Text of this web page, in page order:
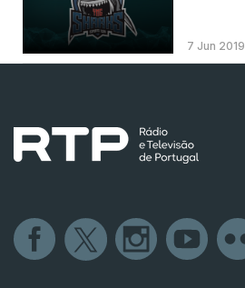
7 Jun 2019